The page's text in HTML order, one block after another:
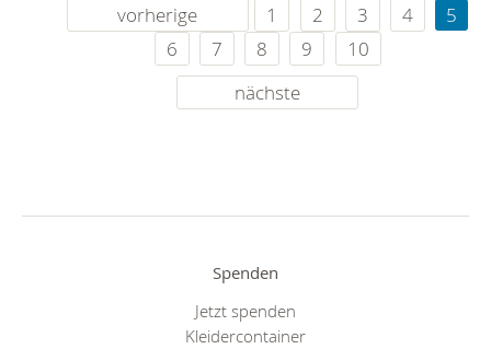
vorherige 1 2 3 4
5
6
7 8 9
10
nächste
Spenden
Jetzt spenden
Kleidercontainer